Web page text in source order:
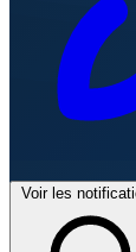
Voir les